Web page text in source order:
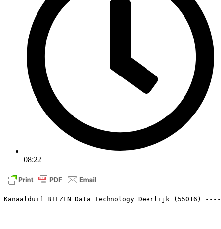
08:22
Kanaalduif BILZEN Data Technology Deerlijk (55016)